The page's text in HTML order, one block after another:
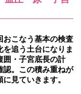
おこなう基本の検査
追う土台になりま
囲・子宮底長の計
認。この積み重ねが
見ていきます。